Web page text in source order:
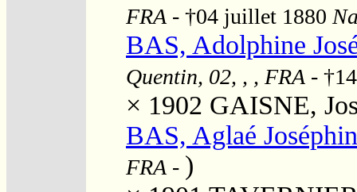
FRA - †04 juillet 1880
BAS, Adolphine
Quentin, 02, , , FRA -
× 1902 GAISNE,
BAS, Aglaé
FRA - )